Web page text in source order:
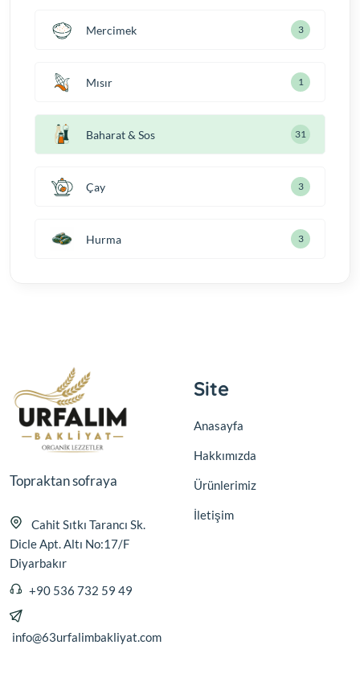
Mercimek 3
Mısır 1
Baharat & Sos 31
Çay 3
Hurma 3
Topraktan sofraya
Cahit Sıtkı Tarancı Sk.
Dicle Apt. Altı No:17/F
Diyarbakır
+90 536 732 59 49
info@63urfalimbakliyat.com
Site
Anasayfa
Hakkımızda
Ürünlerimiz
İletişim